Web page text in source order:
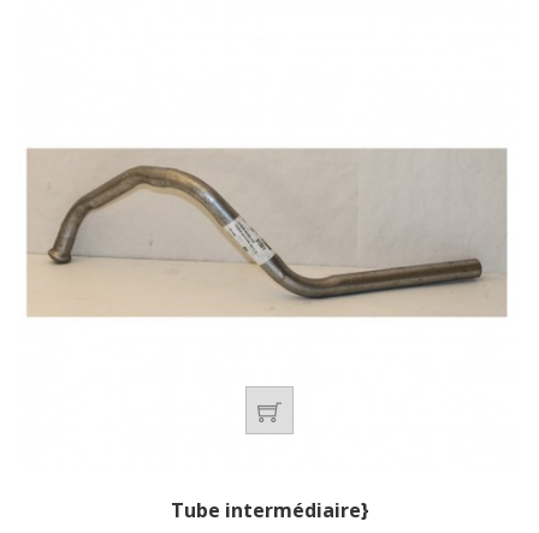
Tube intermédiaire}